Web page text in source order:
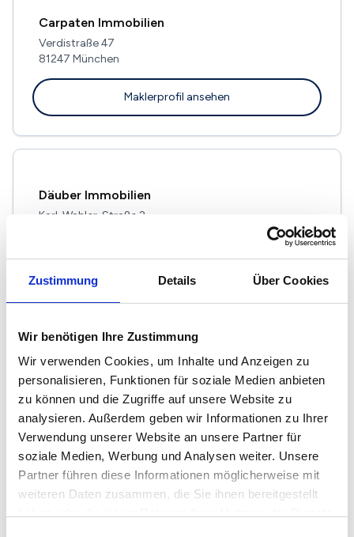
Zustimmung Details Über Cookies
Wir benötigen Ihre Zustimmung
Wir verwenden Cookies, um Inhalte und Anzeigen zu
personalisieren, Funktionen für soziale Medien anbieten
zu können und die Zugriffe auf unsere Website zu
analysieren. Außerdem geben wir Informationen zu Ihrer
Verwendung unserer Website an unsere Partner für
soziale Medien, Werbung und Analysen weiter. Unsere
Partner führen diese Informationen möglicherweise mit
weiteren Daten zusammen, die Sie ihnen bereitgestellt
Carpaten Immobilien
Verdistraße 47
81247 München
Maklerprofil ansehen
Däuber Immobilien
Karl-Wahler-Straße 2
Barretta + Co GmbH, gewerbliche Immobilien
Kastellstr. 8
81247 München
Maklerprofil ansehen